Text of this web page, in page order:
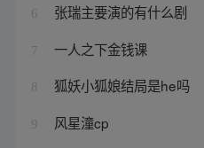
6 张瑞主要演的有什么剧
7 一人之下金钱课
8 狐妖小狐娘结局是he吗
9 风星潼cp